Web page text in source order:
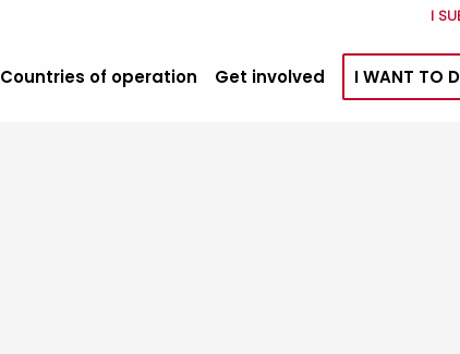
I
Countries of operation Get involved I WANT TO